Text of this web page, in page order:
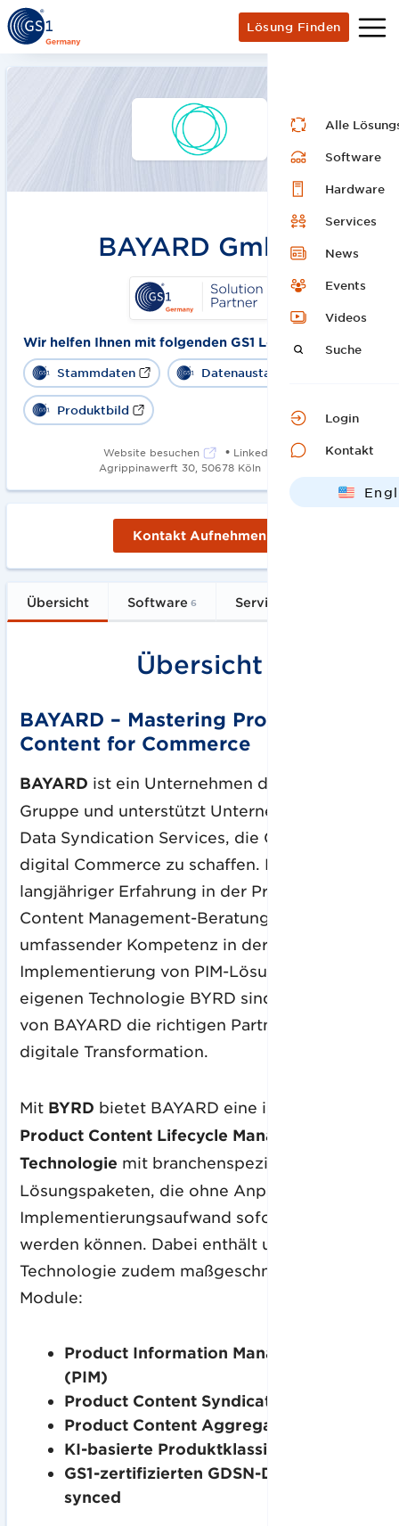
Lösung Finden
Alle
Software
Hardware
Services
News
Events
Videos
Suche
Login
Kontakt
Übersicht Software 6 Services
Übersicht
BAYARD – Mastering Product
Content for Commerce
BAYARD ist ein Unternehmen der Markant
Gruppe und unterstützt Unternehmen mit
Data Syndication Services, die Grundlage für
digital Commerce zu schaffen. Mit
langjähriger Erfahrung in der Product
Content Management-Beratung,
umfassender Kompetenz in der
Implementierung von PIM-Lösungen und der
eigenen Technologie BYRD sind die Experten
von BAYARD die richtigen Partner für die
digitale Transformation.
Mit BYRD bietet BAYARD eine intelligente
Product Content Lifecycle Management
Technologie mit branchenspezifischen
Lösungspaketen, die ohne Anpassungs- oder
Implementierungsaufwand sofort eingesetzt
werden können. Dabei enthält unsere
Technologie zudem maßgeschneiderte
Module:
Product Information Management
(PIM)
Product Content Syndication
Product Content Aggregation
KI-basierte Produktklassifizierung
GS1-zertifizierten GDSN-Datenpool b-
synced
BAYARD GmbH
Wir helfen Ihnen mit folgenden GS1 Lösungen:
Stammdaten Datenaustausch
Produktbild
Website besuchen • LinkedIn
Agrippinawerft 30, 50678 Köln
Kontakt Aufnehmen